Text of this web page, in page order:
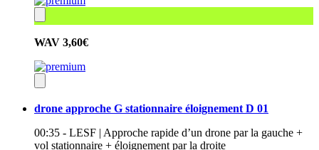
WAV 3,60€
drone approche G stationnaire éloignement D 01
00:35 - LESF | Approche rapide d’un drone par la gauche +
vol stationnaire + éloignement par la droite